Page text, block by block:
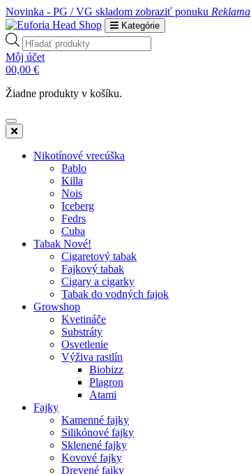
Novinka - PG / VG skladom zobraziť ponuku Reklama
Kategórie
Products
search
Môj účet
00,00 €
Žiadne produkty v košíku.
Nikotínové vrecúška
Pablo
Killa
Nois
Iceberg
Fedrs
Cuba
Tabak Nové!
Cigaretový tabak
Fajkový tabak
Cigary a cigarky
Tabak do vodných fajok
Growshop
Kvetináče
Substráty
Osvetlenie
Výživa rastlín
Biobizz
Plagron
Atami
Fajky
Kamenné fajky
Silikónové fajky
Sklenené fajky
Kovové fajky
Drevené fajky